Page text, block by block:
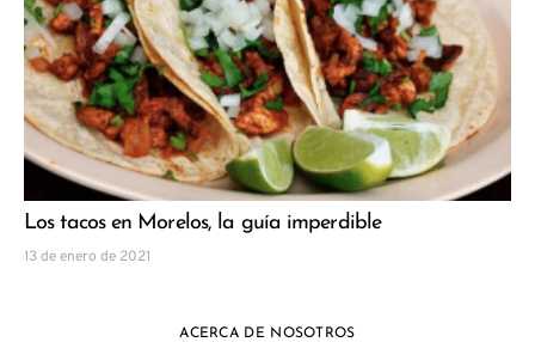
Los tacos en Morelos, la guía imperdible
13 de enero de 2021
ACERCA DE NOSOTROS